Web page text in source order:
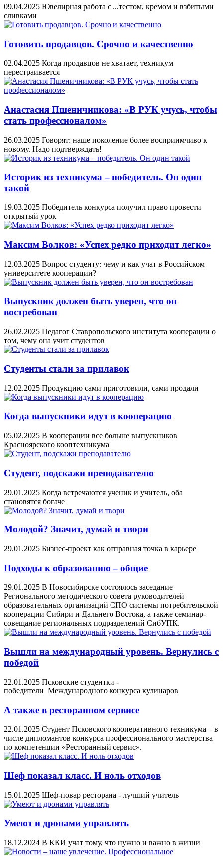
09.04.2025 Ювелирная работа с ...тестом, кремом и взбитыми
сливками
Готовить продавцов. Срочно и качественно
02.04.2025 Когда продавцов не хватает, техникум
перестраивается
Анастасия Пшеничникова: «В РУК учусь, чтобы
стать профессионалом»
26.03.2025 Говорят: наше поколение более восприимчиво к
новому. Надо подтверждать!
Историк из техникума – победитель. Он один
такой
19.03.2025 Победитель конкурса получил право провести
открытый урок
Максим Волков: «Успех редко приходит легко»
12.03.2025 Вопрос студенту: чему и как учат в Российском
университете кооперации?
Выпускник должен быть уверен, что он
востребован
26.02.2025 Педагог Ставропольского института кооперации о
том, чему она учит студентов
Студенты стали за прилавок
12.02.2025 Продукцию сами приготовили, сами продали
Когда выпускники идут в кооперацию
05.02.2025 В кооперации все больше выпускников
Красноярского кооптехникума
Студент, подскажи преподавателю
29.01.2025 Когда встречаются ученик и учитель, оба
становятся богаче
Молодой? Значит, думай и твори
29.01.2025 Бизнес-проект как отправная точка в карьере
Подходы к образованию – общие
29.01.2025 В Новосибирске состоялось заседание
Регионального методического совета руководителей
образовательных организаций СПО системы потребительской
кооперации Сибири и Дальнего Востока, а также семинар-
совещание региональных подразделений СибУПК.
Вышли на международный уровень. Вернулись с
победой
22.01.2025 Псковские студентки -
победители Международного конкурса кулинаров
А также в ресторанном сервисе
22.01.2025 Студент Псковского кооперативного техникума – в
числе дипломантов конкурса профессионального мастерства
по компетенции «Ресторанный сервис».
Шеф показал класс. И ноль отходов
15.01.2025 Шеф-повар ресторана - лучший учитель
Умеют и дронами управлять
18.12.2024 В ККИ учат тому, что нужно и важно в жизни